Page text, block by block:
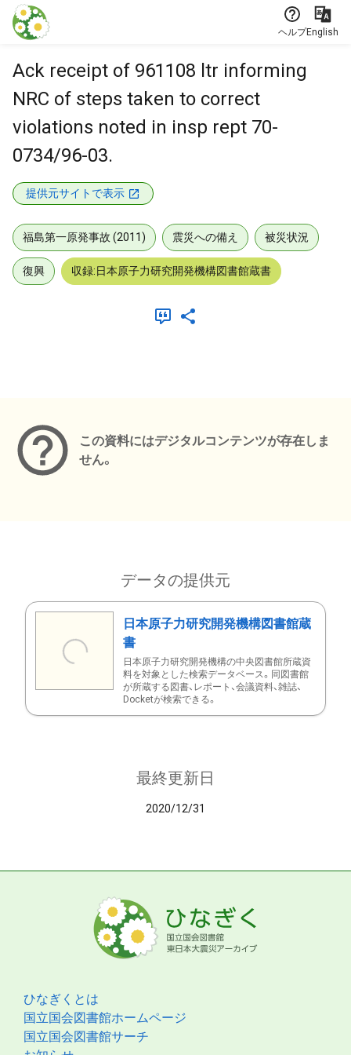
本文に飛ぶ
ヘルプEnglish
Ack receipt of 961108 ltr informing
NRC of steps taken to correct
violations noted in insp rept 70-
0734/96-03.
提供元サイトで表示
福島第一原発事故 (2011) 震災への備え 被災状況
復興 収録:日本原子力研究開発機構図書館蔵書
この資料にはデジタルコンテンツが存在しま
せん。
データの提供元
日本原子力研究開発機構図書館蔵
書
日本原子力研究開発機構の中央図書館所蔵資
料を対象とした検索データベース。同図書館
が所蔵する図書、レポート、会議資料、雑誌、
Docketが検索できる。
最終更新日
2020/12/31
ひなぎくとは
国立国会図書館ホームページ
国立国会図書館サーチ